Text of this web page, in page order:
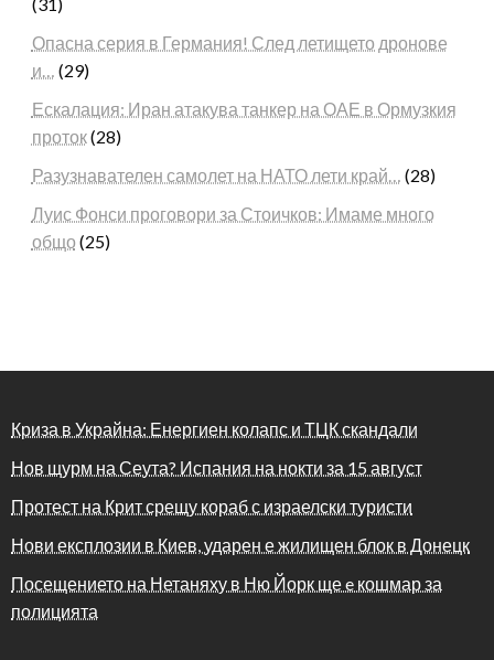
Опасна серия в Германия! След летището дронове
и… (29)
Ескалация: Иран атакува танкер на ОАЕ в Ормузкия
проток(28)
Разузнавателен самолет на НАТО лети край… (28)
Луис Фонси проговори за Стоичков: Имаме много
общо (25)
Криза в Украйна: Енергиен колапс и ТЦК скандали
Нов щурм на Сеута? Испания на нокти за 15 август
Протест на Крит срещу кораб с израелски туристи
Нови експлозии в Киев, ударен е жилищен блок в Донецк
Посещението на Нетаняху в Ню Йорк ще e кошмар за
полицията